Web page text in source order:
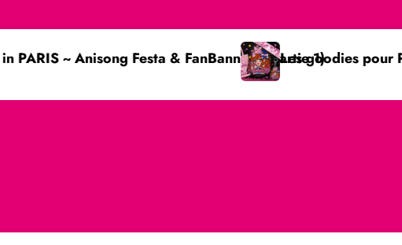
Festa & FanBanner ! (Partie 1)Les goodies pour Paris sont là !